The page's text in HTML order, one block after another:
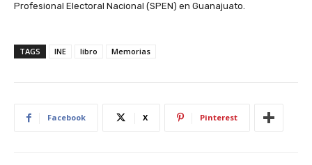
Profesional Electoral Nacional (SPEN) en Guanajuato.
TAGS INE libro Memorias
Facebook X Pinterest